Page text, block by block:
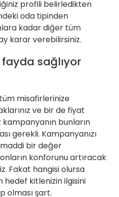
profili belirledikten
oda tipinden
kadar diğer tüm
karar verebilirsiniz.
sağlıyor
misafirlerinize
ve bir de fiyat
kampanyanın bunların
gerekli. Kampanyanızı
bir değer
konforunu artıracak
Fakat hangisi olursa
hedef kitlenizin ilgisini
olması şart.